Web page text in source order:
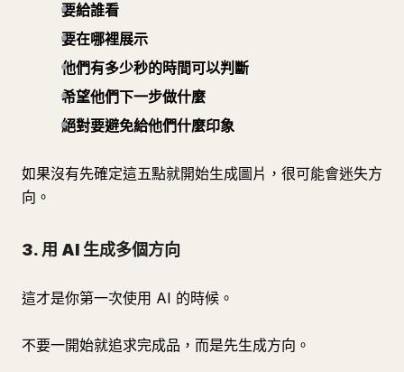
要給誰看
要在哪裡展示
他們有多少秒的時間可以判斷
希望他們下一步做什麼
絕對要避免給他們什麼印象
如果沒有先確定這五點就開始生成圖片，很可能會迷失方
向。
3. 用 AI 生成多個方向
這才是你第一次使用 AI 的時候。
不要一開始就追求完成品，而是先生成方向。